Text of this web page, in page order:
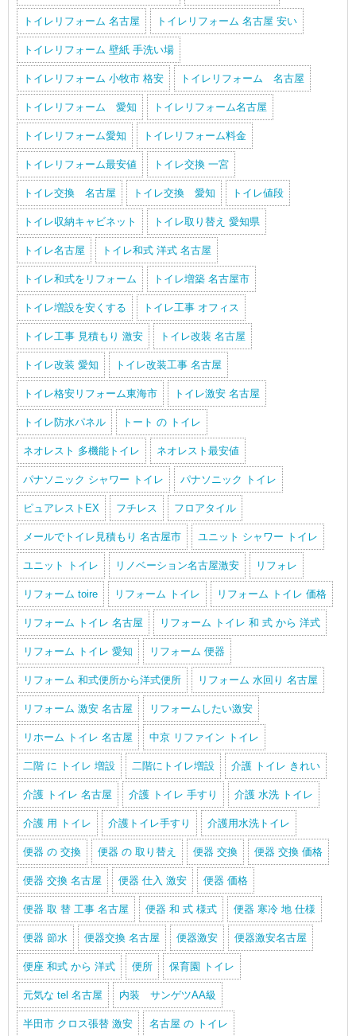
トイレリフォーム 名古屋 トイレリフォーム 名古屋 安い
トイレリフォーム 壁紙 手洗い場
トイレリフォーム 小牧市 格安 トイレリフォーム 名古屋
トイレリフォーム 愛知 トイレリフォーム名古屋
トイレリフォーム愛知 トイレリフォーム料金
トイレリフォーム最安値 トイレ交換 一宮
トイレ交換 名古屋 トイレ交換 愛知 トイレ値段
トイレ収納キャビネット トイレ取り替え 愛知県
トイレ名古屋 トイレ和式 洋式 名古屋
トイレ和式をリフォーム トイレ増築 名古屋市
トイレ増設を安くする トイレ工事 オフィス
トイレ工事 見積もり 激安 トイレ改装 名古屋
トイレ改装 愛知 トイレ改装工事 名古屋
トイレ格安リフォーム東海市 トイレ激安 名古屋
トイレ防水パネル トート の トイレ
ネオレスト 多機能トイレ ネオレスト最安値
パナソニック シャワー トイレ パナソニック トイレ
ピュアレストEX フチレス フロアタイル
メールでトイレ見積もり 名古屋市 ユニット シャワー トイレ
ユニット トイレ リノベーション名古屋激安 リフォレ
リフォーム toire リフォーム トイレ リフォーム トイレ 価格
リフォーム トイレ 名古屋 リフォーム トイレ 和 式 から 洋式
リフォーム トイレ 愛知 リフォーム 便器
リフォーム 和式便所から洋式便所 リフォーム 水回り 名古屋
リフォーム 激安 名古屋 リフォームしたい激安
リホーム トイレ 名古屋 中京 リファイン トイレ
二階 に トイレ 増設 二階にトイレ増設 介護 トイレ きれい
介護 トイレ 名古屋 介護 トイレ 手すり 介護 水洗 トイレ
介護 用 トイレ 介護トイレ手すり 介護用水洗トイレ
便器 の 交換 便器 の 取り替え 便器 交換 便器 交換 価格
便器 交換 名古屋 便器 仕入 激安 便器 価格
便器 取 替 工事 名古屋 便器 和 式 様式 便器 寒冷 地 仕様
便器 節水 便器交換 名古屋 便器激安 便器激安名古屋
便座 和式 から 洋式 便所 保育園 トイレ
元気な tel 名古屋 内装 サンゲツAA級
半田市 クロス張替 激安 名古屋 の トイレ